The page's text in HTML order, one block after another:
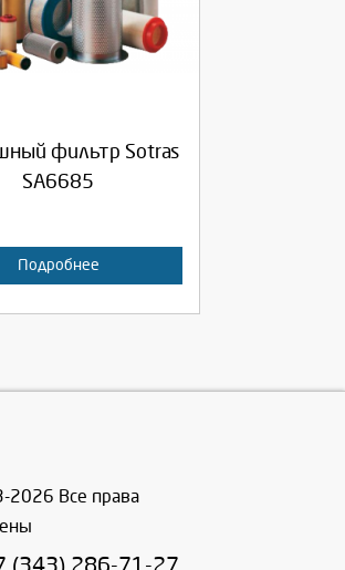
фильтр Sotras
SA6685
Подробнее
2026 Все права